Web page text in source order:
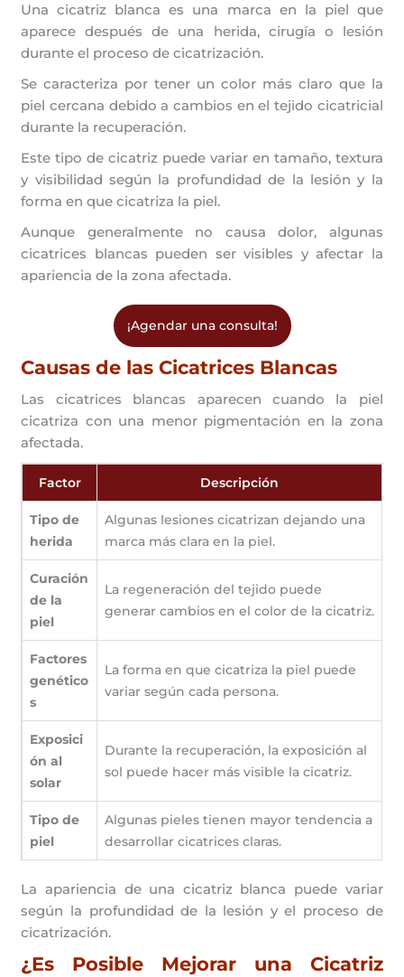
Una cicatriz blanca es una marca en la piel que
aparece después de una herida, cirugía o lesión
durante el proceso de cicatrización.
Se caracteriza por tener un color más claro que la
piel cercana debido a cambios en el tejido cicatricial
durante la recuperación.
Este tipo de cicatriz puede variar en tamaño, textura
y visibilidad según la profundidad de la lesión y la
forma en que cicatriza la piel.
Aunque generalmente no causa dolor, algunas
cicatrices blancas pueden ser visibles y afectar la
apariencia de la zona afectada.
¡Agendar una consulta!
Causas de las Cicatrices Blancas
Las cicatrices blancas aparecen cuando la piel
cicatriza con una menor pigmentación en la zona
afectada.
Factor Descripción
Tipo de
herida
Algunas lesiones cicatrizan dejando una
marca más clara en la piel.
Curación
de la
piel
La regeneración del tejido puede
generar cambios en el color de la cicatriz.
Factores
genético
s
La forma en que cicatriza la piel puede
variar según cada persona.
Exposici
ón al
solar
Durante la recuperación, la exposición al
sol puede hacer más visible la cicatriz.
Tipo de
piel
Algunas pieles tienen mayor tendencia a
desarrollar cicatrices claras.
La apariencia de una cicatriz blanca puede variar
según la profundidad de la lesión y el proceso de
cicatrización.
¿Es Posible Mejorar una Cicatriz